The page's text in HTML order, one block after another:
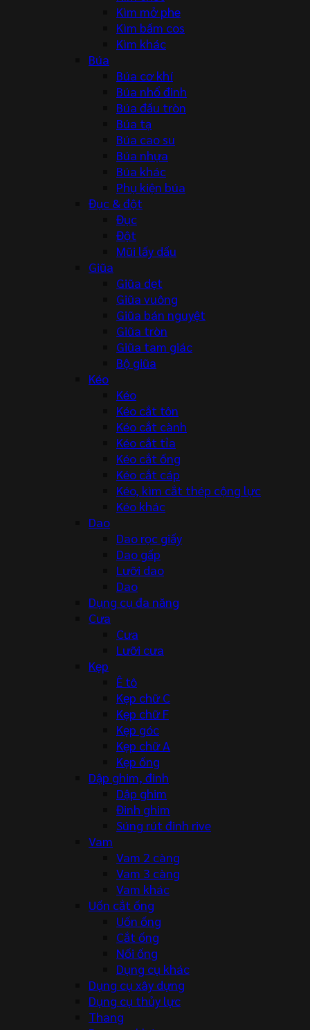
Kìm mở phe
Kìm bấm cos
Kìm khác
Búa
Búa cơ khí
Búa nhổ đinh
Búa đầu tròn
Búa tạ
Búa cao su
Búa nhựa
Búa khác
Phụ kiện búa
Đục & đột
Đục
Đột
Mũi lấy dấu
Giũa
Giũa dẹt
Giũa vuông
Giũa bán nguyệt
Giũa tròn
Giũa tam giác
Bộ giũa
Kéo
Kéo
Kéo cắt tôn
Kéo cắt cành
Kéo cắt tỉa
Kéo cắt ống
Kéo cắt cáp
Kéo, kìm cắt thép cộng lực
Kéo khác
Dao
Dao rọc giấy
Dao gấp
Lưỡi dao
Dao
Dụng cụ đa năng
Cưa
Cưa
Lưỡi cưa
Kẹp
Ê tô
Kẹp chữ C
Kẹp chữ F
Kẹp góc
Kẹp chữ A
Kẹp ống
Dập ghim, đinh
Dập ghim
Đinh ghim
Súng rút đinh rive
Vam
Vam 2 càng
Vam 3 càng
Vam khác
Uốn cắt ống
Uốn ống
Cắt ống
Nối ống
Dụng cụ khác
Dụng cụ xây dựng
Dụng cụ thủy lực
Thang